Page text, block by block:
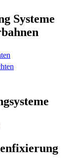
Systeme